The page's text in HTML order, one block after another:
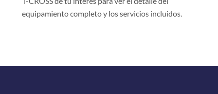
equipamiento completo y los servicios incluidos.